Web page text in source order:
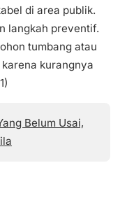
di area publik.
langkah preventif.
tumbang atau
kurangnya
Belum Usai,